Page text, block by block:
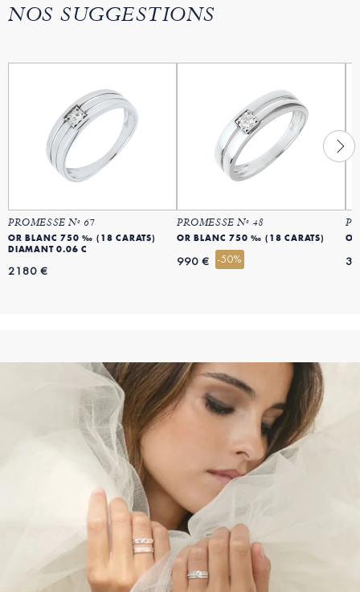
NOS SUGGESTIONS
PROMESSE Nº 67
OR BLANC 750 ‰ (18 CARATS)
DIAMANT 0.06 C
2180 €
PROMESSE Nº 48
OR BLANC 750 ‰ (18 CARATS)
990 € -50%